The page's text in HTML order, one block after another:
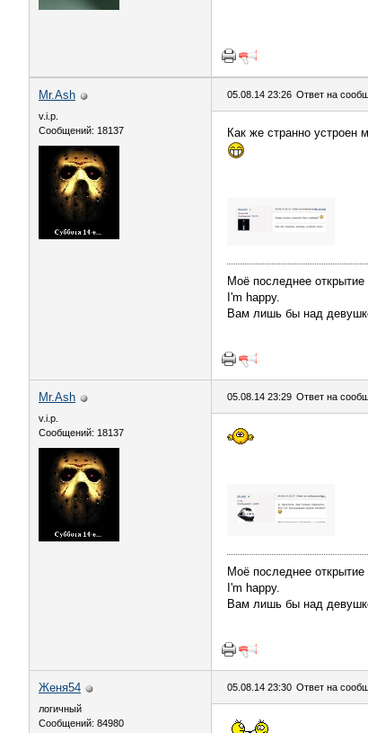
Mr.Ash
v.i.p.
Сообщений: 18137
05.08.14 23:26 Ответ на
Как же странно устроен
Моё последнее
I'm happy.
Вам лишь бы над
Mr.Ash
v.i.p.
Сообщений: 18137
05.08.14 23:29 Ответ на
Моё последнее
I'm happy.
Вам лишь бы над
Женя54
логичный
Сообщений: 84980
05.08.14 23:30 Ответ на